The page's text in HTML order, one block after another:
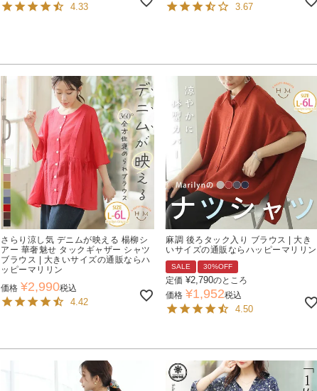
4.33 3.67
さらり涼し気 デニムが映える 楊柳シ
アー 華奢魅せ タックギャザー シャツ
ブラウス | 大きいサイズの通販ならハ
ッピーマリリン
価格 ¥2,990税込
4.42
麻調 後ろタック入り ブラウス | 大き
いサイズの通販ならハッピーマリリン
SALE 30%OFF
定価 ¥2,790のところ
価格 ¥1,952税込
4.50